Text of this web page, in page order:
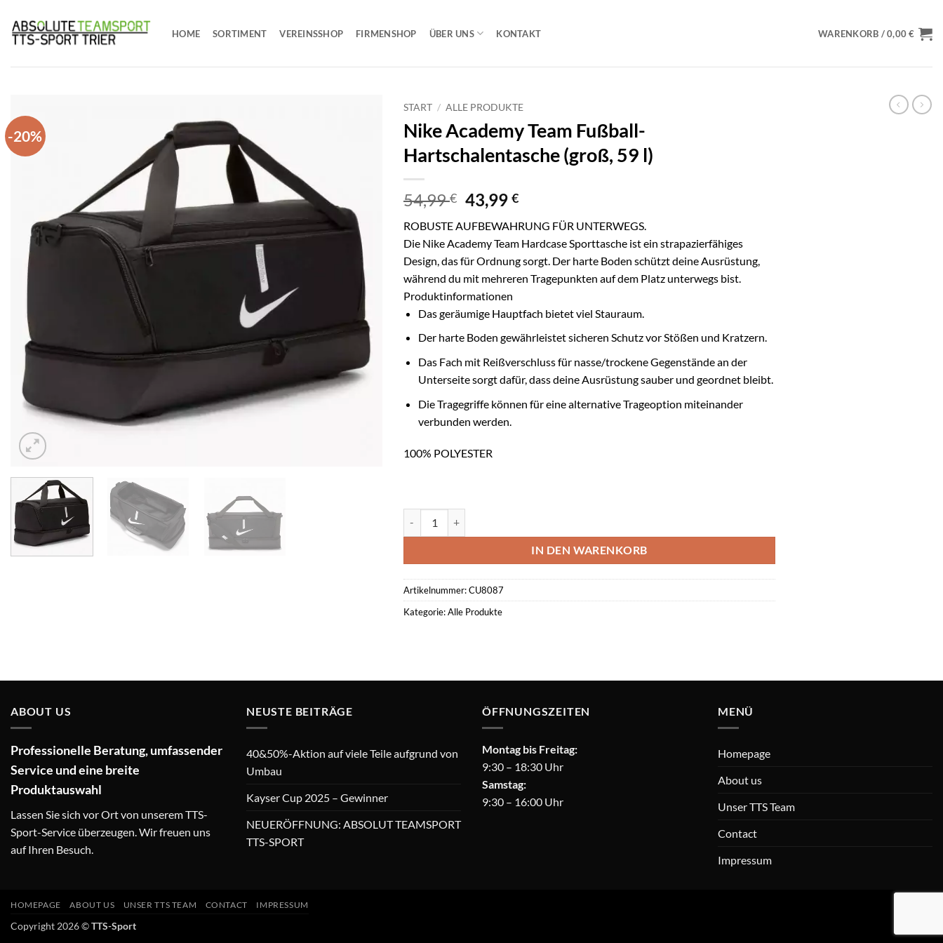
Inhalt
springen
HOME SORTIMENT VEREINSSHOP FIRMENSHOP ÜBER UNS KONTAKT WARENKORB /0,00€
-20%
START / ALLE PRODUKTE
Nike Academy Team Fußball-
Hartschalentasche (groß, 59 l)
54,99€ Ursprünglicher
Preis
war:
54,99 €
43,99€Aktueller
ist:
43,99 €.
ROBUSTE AUFBEWAHRUNG FÜR UNTERWEGS.
Die Nike Academy Team Hardcase Sporttasche ist ein strapazierfähiges
Design, das für Ordnung sorgt. Der harte Boden schützt deine Ausrüstung,
während du mit mehreren Tragepunkten auf dem Platz unterwegs bist.
Produktinformationen
Das geräumige Hauptfach bietet viel Stauraum.
Der harte Boden gewährleistet sicheren Schutz vor Stößen und Kratzern.
Das Fach mit Reißverschluss für nasse/trockene Gegenstände an der
Unterseite sorgt dafür, dass deine Ausrüstung sauber und geordnet bleibt.
Die Tragegriffe können für eine alternative Trageoption miteinander
verbunden werden.
100% POLYESTER
IN DEN WARENKORB
Artikelnummer:CU8087
Kategorie:Alle Produkte
ABOUT US
Professionelle Beratung, umfassender
Service und eine breite
Produktauswahl
Lassen Sie sich vor Ort von unserem TTS-
Sport-Service überzeugen. Wir freuen uns
auf Ihren Besuch.
NEUSTE BEITRÄGE
40&50%-Aktion auf viele Teile aufgrund von
Umbau
Kayser Cup 2025 – Gewinner
NEUERÖFFNUNG: ABSOLUT TEAMSPORT
TTS-SPORT
ÖFFNUNGSZEITEN
Montag bis Freitag:
9:30 – 18:30 Uhr
Samstag:
9:30 – 16:00 Uhr
MENÜ
Homepage
About us
Unser TTS Team
Contact
Impressum
HOMEPAGE ABOUT US UNSER TTS TEAM CONTACT IMPRESSUM
Copyright 2026 ©TTS-Sport